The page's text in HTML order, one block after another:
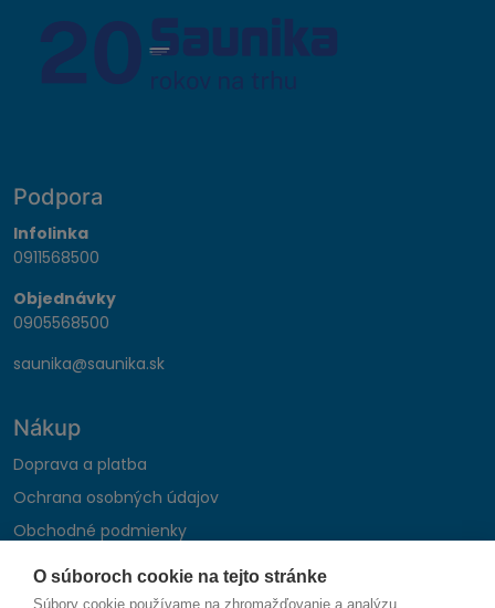
O súboroch cookie na tejto stránke
Súbory cookie používame na zhromažďovanie a analýzu
Podpora
Infolinka
0911568500
Objednávky
0905568500
saunika@saunika.sk
Nákup
Doprava a platba
Ochrana osobných údajov
Obchodné podmienky
Reklamačný poriadok
Montáž autohifi